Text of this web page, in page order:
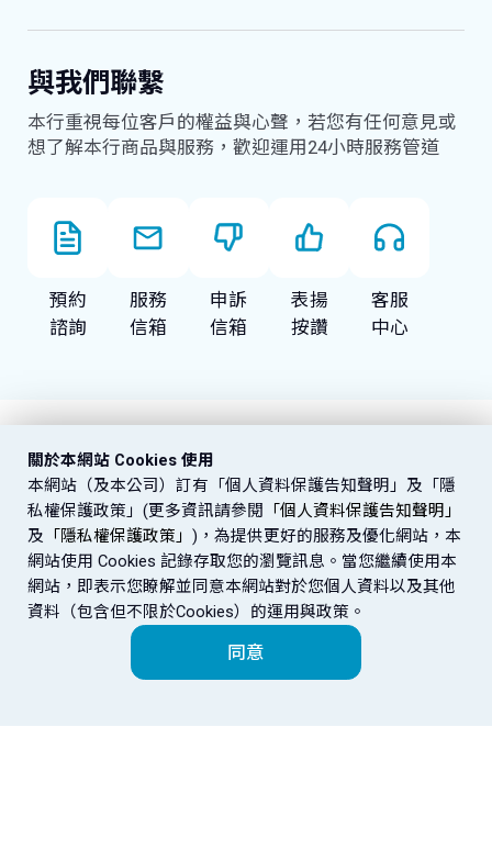
與我們聯繫
本行重視每位客戶的權益與心聲，若您有任何意見或
想了解本行商品與服務，歡迎運用24小時服務管道
預約
諮詢
服務
信箱
申訴
信箱
表揚
按讚
客服
中心
關於本網站 Cookies 使用
本網站（及本公司）訂有「個人資料保護告知聲明」及「隱
私權保護政策」(更多資訊請參閱 「個人資料保護告知聲明」
及 「隱私權保護政策」)，為提供更好的服務及優化網站，本
網站使用 Cookies 記錄存取您的瀏覽訊息。當您繼續使用本
網站，即表示您瞭解並同意本網站對於您個人資料以及其他
資料（包含但不限於Cookies）的運用與政策。
同意